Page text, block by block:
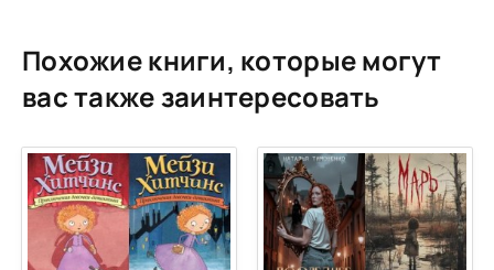
Похожие книги, которые могут
вас также заинтересовать